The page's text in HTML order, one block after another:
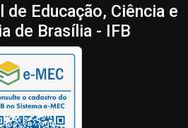
Educação, Ciência e
de Brasília - IFB